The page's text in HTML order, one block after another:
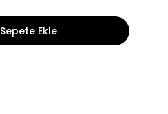
Sepete Ekle